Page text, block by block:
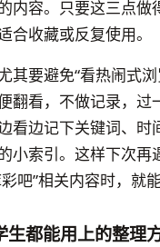
内容。只要这三点做
合收藏或反复使用。
其要避免“看热闹式
翻看，不做记录，过
看边记下关键词、时
小索引。这样下次再
吧”相关内容时，就
生都能用上的整理